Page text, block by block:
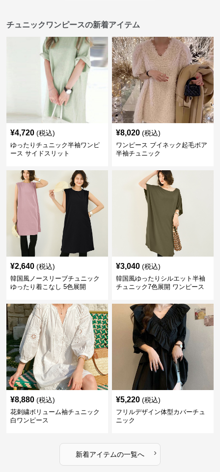
チュニックワンピースの新着アイテム
¥4,720 (税込)
ゆったりチュニック半袖ワンピ
ース サイドスリット
¥8,020 (税込)
ワンピース ブイネック起毛ボア
半袖チュニック
¥2,640 (税込)
韓国風ノースリーブチュニック
ゆったり着こなし 5色展開
¥3,040 (税込)
韓国風ゆったりシルエット半袖
チュニック7色展開 ワンピース
¥8,880 (税込)
花刺繍ボリューム袖チュニック
白ワンピース
¥5,220 (税込)
フリルデザイン体型カバーチュ
ニック
新着アイテムの一覧へ ›